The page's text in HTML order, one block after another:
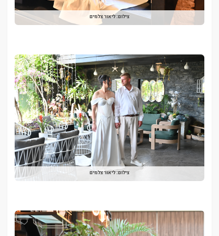
צילום: ליאור צלמים
צילום: ליאור צלמים